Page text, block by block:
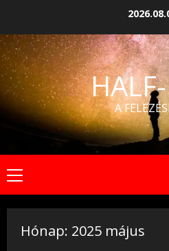
content
A
Primary
Menu
Hónap: 2025 május